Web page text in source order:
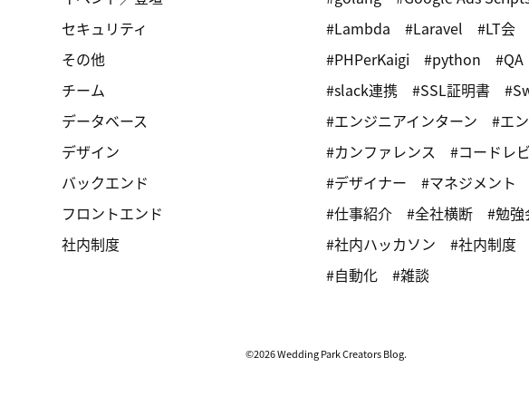
セキュリティ
その他
チーム
データベース
デザイン
バックエンド
フロントエンド
社内制度
Lambda
Laravel
LT会
PHPerKaigi
python
QA
slack連携
SSL証明書
エンジニアインターン
エ
カンファレンス
コードレ
デザイナー
マネジメント
仕事紹介
全社横断
勉強
社内ハッカソン
社内制度
自動化
雑談
©2026 Wedding Park Creators Blog.